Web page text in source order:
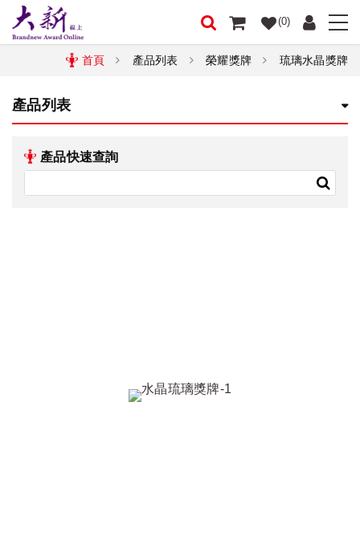
(0)
首頁 產品列表 榮耀獎牌 琉璃水晶獎牌
產品列表
產品快速查詢